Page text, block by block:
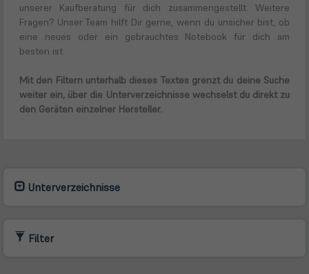
unserer Kaufberatung für dich zusammengestellt. Weitere
Fragen? Unser Team hilft Dir gerne, wenn du unsicher bist, ob
eine neues oder ein gebrauchtes Notebook für dich am
besten ist.
Mit den Filtern unterhalb dieses Textes grenzt du deine Suche
weiter ein, über die Unterverzeichnisse wechselst du direkt zu
den Geräten einzelner Hersteller.
Unterverzeichnisse
Filter